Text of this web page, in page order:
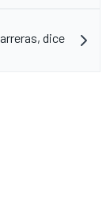
dice